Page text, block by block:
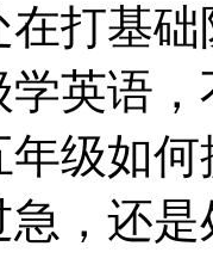
在打基
英语
级如
，还